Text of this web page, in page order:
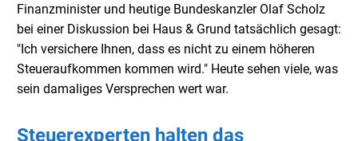
Finanzminister und heutige Bundeskanzler Olaf Scholz
bei einer Diskussion bei Haus & Grund tatsächlich gesagt:
"Ich versichere Ihnen, dass es nicht zu einem höheren
Steueraufkommen kommen wird." Heute sehen viele, was
sein damaliges Versprechen wert war.
Steuerexperten halten das